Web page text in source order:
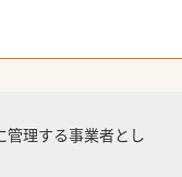
管理する事業者とし